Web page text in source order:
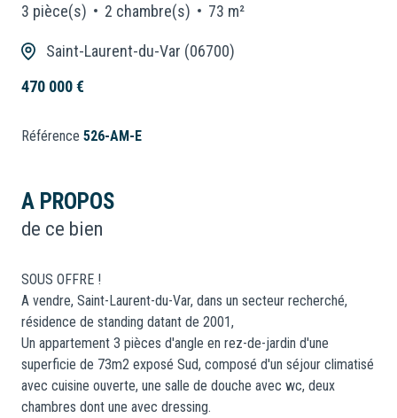
3 pièce(s)
2 chambre(s) 73 m²
Saint-Laurent-du-Var (06700)
470 000 €
Référence 526-AM-E
A PROPOS
de ce bien
SOUS OFFRE !
A vendre, Saint-Laurent-du-Var, dans un secteur recherché,
résidence de standing datant de 2001,
Un appartement 3 pièces d'angle en rez-de-jardin d'une
superficie de 73m2 exposé Sud, composé d'un séjour climatisé
avec cuisine ouverte, une salle de douche avec wc, deux
chambres dont une avec dressing.